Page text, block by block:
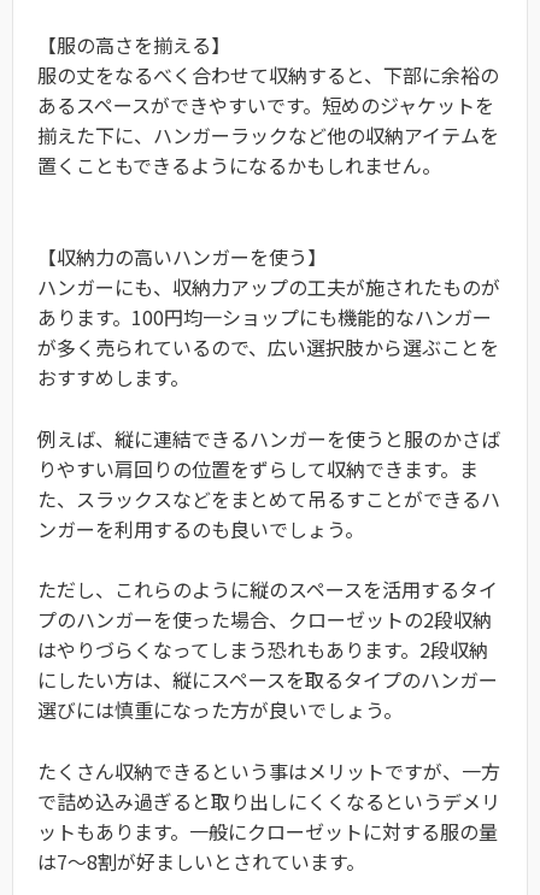
【服の高さを揃える】
服の丈をなるべく合わせて収納すると、下部に余裕の
あるスペースができやすいです。短めのジャケットを
揃えた下に、ハンガーラックなど他の収納アイテムを
置くこともできるようになるかもしれません。
【収納力の高いハンガーを使う】
ハンガーにも、収納力アップの工夫が施されたものが
あります。100円均一ショップにも機能的なハンガー
が多く売られているので、広い選択肢から選ぶことを
おすすめします。
例えば、縦に連結できるハンガーを使うと服のかさば
りやすい肩回りの位置をずらして収納できます。ま
た、スラックスなどをまとめて吊るすことができるハ
ンガーを利用するのも良いでしょう。
ただし、これらのように縦のスペースを活用するタイ
プのハンガーを使った場合、クローゼットの2段収納
はやりづらくなってしまう恐れもあります。2段収納
にしたい方は、縦にスペースを取るタイプのハンガー
選びには慎重になった方が良いでしょう。
たくさん収納できるという事はメリットですが、一方
で詰め込み過ぎると取り出しにくくなるというデメリ
ットもあります。一般にクローゼットに対する服の量
は7～8割が好ましいとされています。